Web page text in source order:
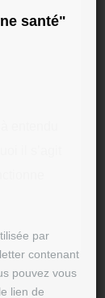
entendu
il s’agit
santé"
par
contenant
pouvez vous
lien de